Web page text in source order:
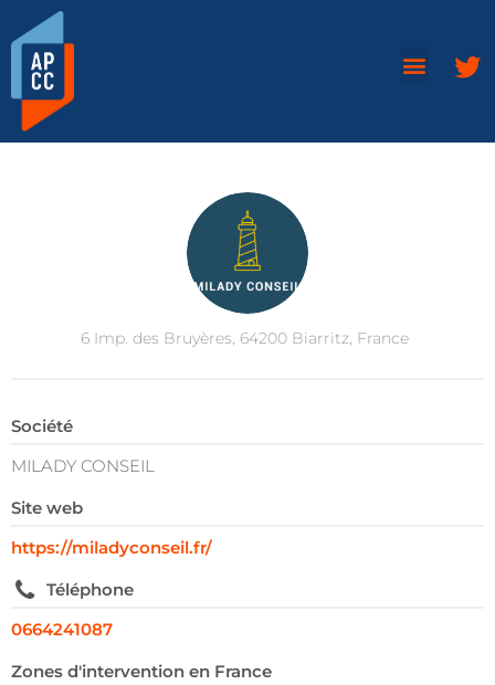
6 Imp. des Bruyères, 64200 Biarritz, France
Société
MILADY CONSEIL
Site web
https://miladyconseil.fr/
Téléphone
0664241087
Zones d'intervention en France